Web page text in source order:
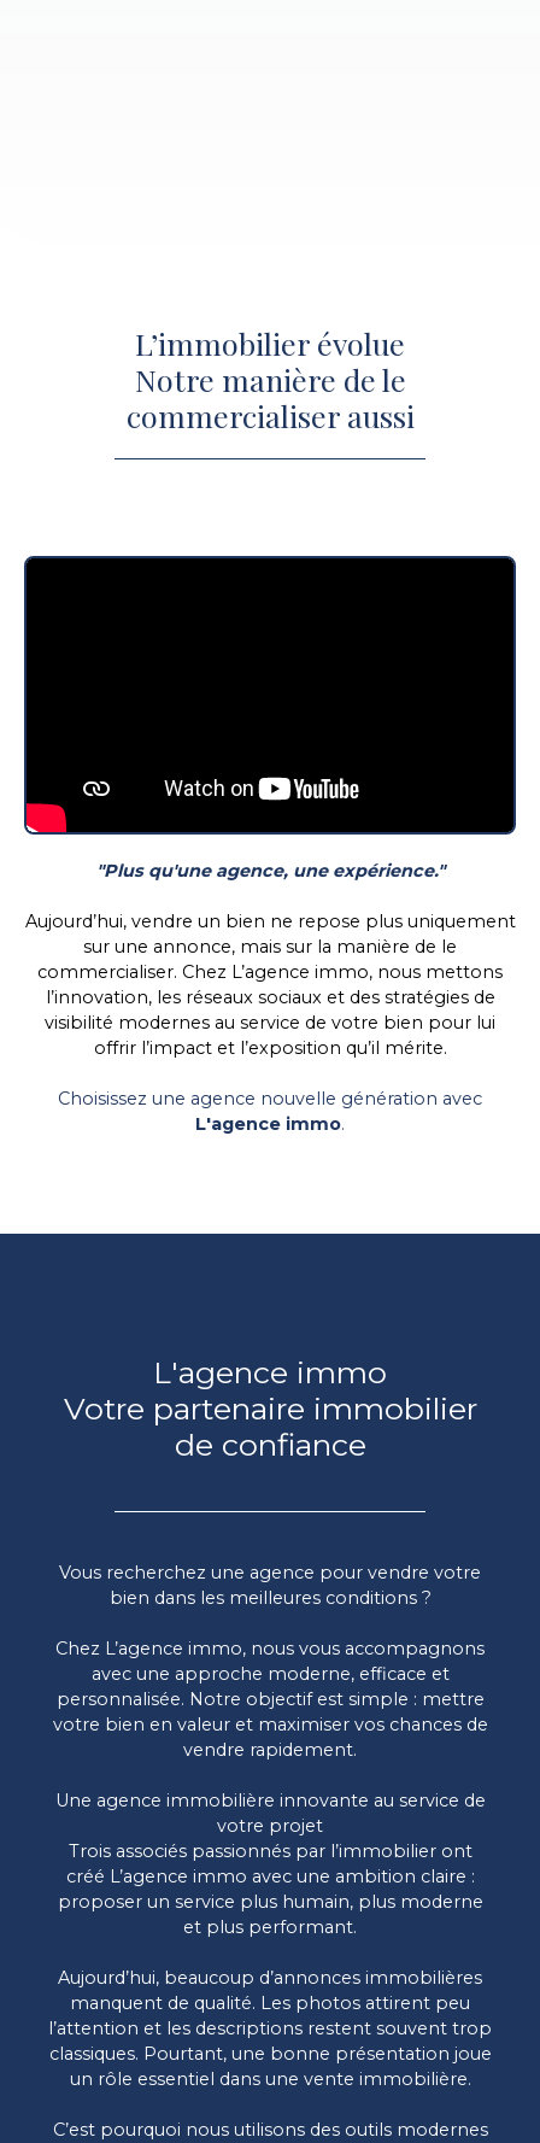
L’immobilier évolue
Notre manière de le
commercialiser aussi
"Plus qu'une agence, une expérience."
Aujourd’hui, vendre un bien ne repose plus uniquement
sur une annonce, mais sur la manière de le
commercialiser. Chez L’agence immo, nous mettons
l’innovation, les réseaux sociaux et des stratégies de
visibilité modernes au service de votre bien pour lui
offrir l’impact et l’exposition qu’il mérite.
Choisissez une agence nouvelle génération avec
L'agence immo.
L'agence immo
Votre partenaire immobilier
de confiance
Vous recherchez une agence pour vendre votre
bien dans les meilleures conditions ?
Chez L’agence immo, nous vous accompagnons
avec une approche moderne, efficace et
personnalisée. Notre objectif est simple : mettre
votre bien en valeur et maximiser vos chances de
vendre rapidement.
Une agence immobilière innovante au service de
votre projet
Trois associés passionnés par l’immobilier ont
créé L’agence immo avec une ambition claire :
proposer un service plus humain, plus moderne
et plus performant.
Aujourd’hui, beaucoup d’annonces immobilières
manquent de qualité. Les photos attirent peu
l’attention et les descriptions restent souvent trop
classiques. Pourtant, une bonne présentation joue
un rôle essentiel dans une vente immobilière.
C’est pourquoi nous utilisons des outils modernes